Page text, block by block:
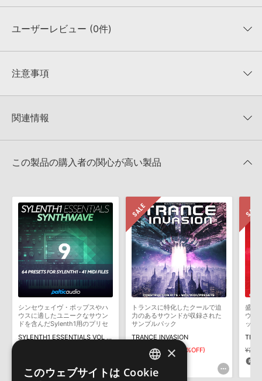
収録ファイル一覧
ユーザーレビュー (0件)
★★★★★
★5
★4
★1
注意事項
KONTAKTフォーマットは、
でお使いいただけます。無償版のKONTAKT PLAYERではお使いい
4GBを超えるデータに関するご注意：FAT32でフォーマットされた
きます際には、NTFSやHFS＋でフォーマットされたHDDをご用意
いただく必要がございます。
製品の購入手続き完了後、受注確認メールとシリアルナンバーをお
知らせするメールの2通が送信されます。メールに記載されており
ます説明に沿って、製品のダウンロード／導入を行って下さい。
サンプルパック製品には、原則として日本語版操作マニュアルをご
用意しておりません。ご購入後のご不明点や詳細に関するお問い合
わせなどはテクニカルサポート
までご連絡ください。
デモソングは、製品収録サウンドを使ってできることを紹介するた
めのデモンストレーション用の楽曲です。原則として、デモソング
そのものをお使いいただくことはできません。また、デモソングを
構成する全てのサウンドが、サンプルパックに含まれていることを
ダウンロード製品という性質上、一切の返品・返金はお受け付け致
関連情報
マーセール！
この製品の購入者の関心が高い製品
シンセウェイヴ・ポップスやハ
ウスに適したユニークなサウン
ドを含んだSylenth1用のプリセ
SYLENTH1 ESSENTIALS VOL 9 - SYNTHWAVE
トランスに特化したクールで迫
力のあるサウンドが収録された
サンプルパック
TRANCE INVASION
¥2,926 ¥1,463(50%OFF)
73pt
盛り
ウン
ック
ENGLISH
×
このウェブサイトは Cookie